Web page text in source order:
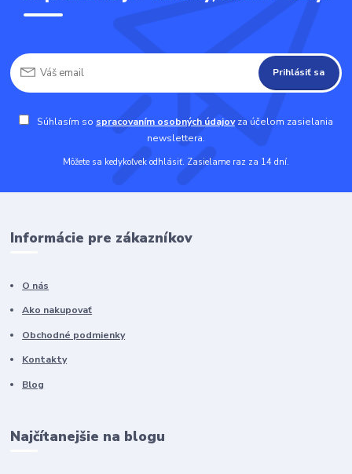
Prihlásiť sa
Súhlasím so spracovaním osobných údajovza účelom zasielania
newslettera.
Môžete sa kedykoľvek odhlásiť. Zasielame raz za 14 dní.
Informácie pre zákazníkov
O nás
Ako nakupovať
Obchodné podmienky
Kontakty
Blog
Najčítanejšie na blogu